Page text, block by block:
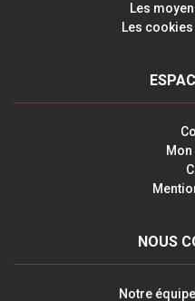
Les
Les
NOUS
Notre